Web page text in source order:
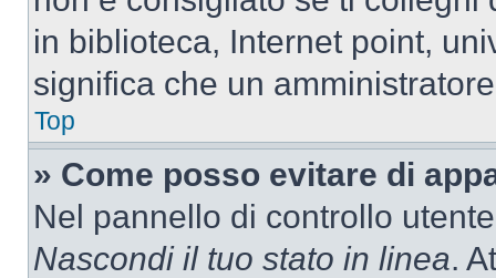
in biblioteca, Internet point,
significa che un
Top
» Come posso evitare di
Nel pannello di controllo
Nascondi il tuo stato in linea.